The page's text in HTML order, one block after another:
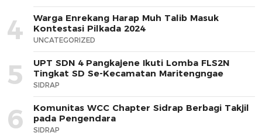
4
Warga Enrekang Harap Muh Talib Masuk
Kontestasi Pilkada 2024
UNCATEGORIZED
5
UPT SDN 4 Pangkajene Ikuti Lomba FLS2N
Tingkat SD Se-Kecamatan Maritengngae
SIDRAP
6
Komunitas WCC Chapter Sidrap Berbagi Takjil
pada Pengendara
SIDRAP